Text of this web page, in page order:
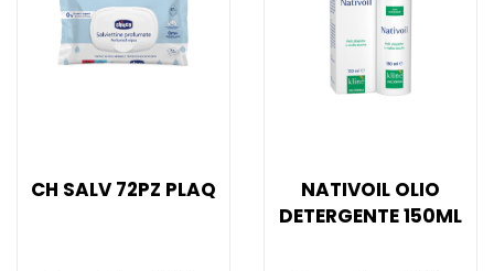
CH SALV 72PZ PLAQ
NATIVOIL OLIO
DETERGENTE 150ML